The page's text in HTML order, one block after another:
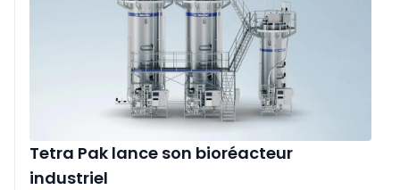
Tetra Pak lance son bioréacteur
industriel